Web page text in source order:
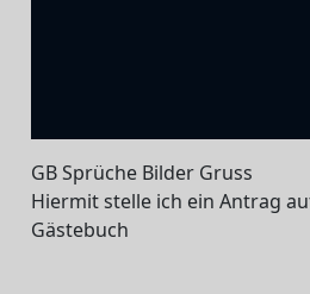
GB Sprüche Bilder Gruss
Hiermit stelle ich ein Antrag
Gästebuch